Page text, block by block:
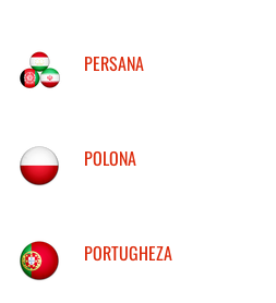
PERSANA
POLONA
PORTUGHEZA